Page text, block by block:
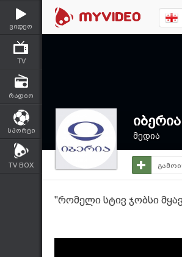
ვიდეო
TV
რადიო
სპორტი
TV BOX
მედია
"რომელი სტივ ჯობსი